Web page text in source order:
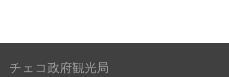
チェコ政府観光局